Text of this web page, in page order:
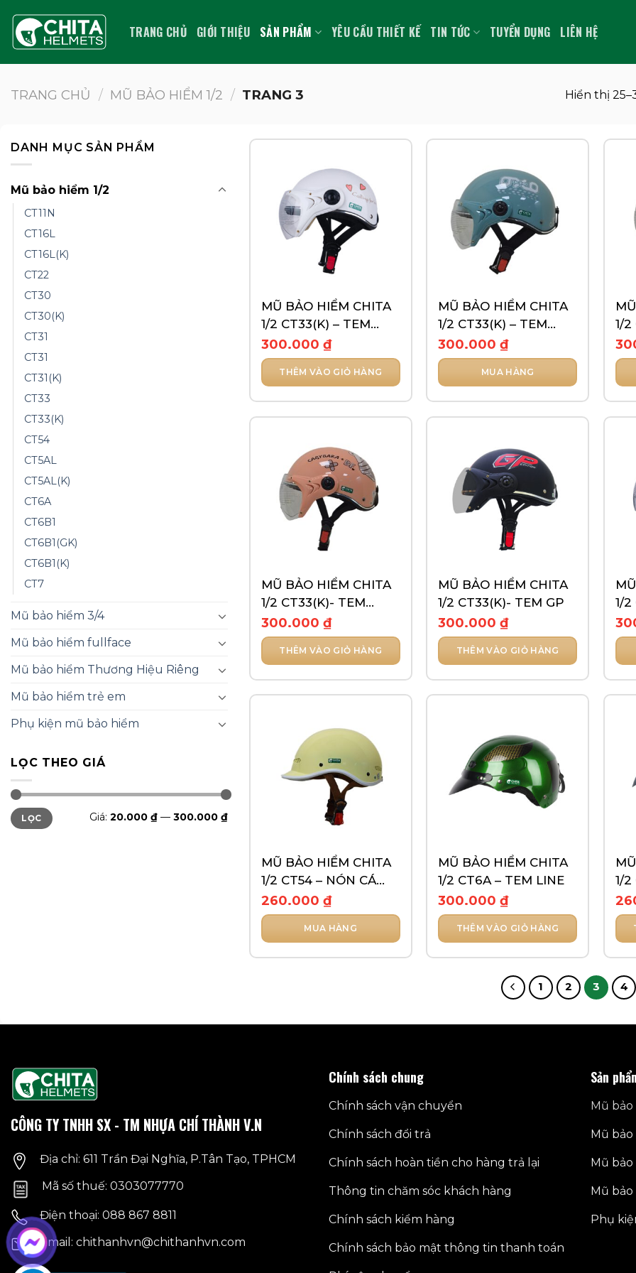
qua
nội
dung
TRANG CHỦ GIỚI THIỆU SẢN PHẨM YÊU CẦU THIẾT KẾ TIN TỨC TUYỂN DỤNG LIÊN HỆ
TRANG CHỦ / MŨ BẢO HIỂM 1/2 / TRANG 3 Hiển thị
DANH MỤC SẢN PHẨM
Mũ bảo hiểm 1/2
CT11N
CT16L
CT16L(K)
CT22
CT30
CT30(K)
CT31
CT31
CT31(K)
CT33
CT33(K)
CT54
CT5AL
CT5AL(K)
CT6A
CT6B1
CT6B1(GK)
CT6B1(K)
CT7
Mũ bảo hiểm 3/4
Mũ bảo hiểm fullface
Mũ bảo hiểm Thương Hiệu Riêng
Mũ bảo hiểm trẻ em
Phụ kiện mũ bảo hiểm
LỌC THEO GIÁ
Giá
thấp
nhất
Giá
cao
nhất
LỌC Giá: 20.000 ₫ — 300.000 ₫
MŨ BẢO HIỂM CHITA
1/2 CT33(K) – TEM
CALL
300.000 ₫
THÊM VÀO GIỎ HÀNG
MŨ BẢO HIỂM CHITA
1/2 CT33(K) – TEM
HCMC
300.000₫
MUA HÀNG
biến
thể.
Các
được
chọn
trên
trang
1/2
thể.
được
trên
MŨ BẢO HIỂM CHITA
1/2 CT33(K)- TEM
CAPYBARA
300.000 ₫
THÊM VÀO GIỎ HÀNG
MŨ BẢO HIỂM CHITA
1/2 CT33(K)- TEM GP
300.000₫
THÊM VÀO GIỎ HÀNG
1/2
Các
được
trên
MŨ BẢO HIỂM CHITA
1/2 CT54 – NÓN CÁ
HEO TRƠN
260.000 ₫
MUA HÀNG
thể
chọn
MŨ BẢO HIỂM CHITA
1/2 CT6A – TEM LINE
300.000₫
THÊM VÀO GIỎ HÀNG
1/2
1 2 3 4
CÔNG TY TNHH SX - TM NHỰA CHÍ THÀNH V.N
Địa chỉ: 611 Trần Đại Nghĩa, P.Tân Tạo, TPHCM
Mã số thuế: 0303077770
Điện thoại: 088 867 8811
Email: chithanhvn@chithanhvn.com
Chính sách chung
Chính sách vận chuyển
Chính sách đổi trả
Chính sách hoàn tiền cho hàng trả lại
Thông tin chăm sóc khách hàng
Chính sách kiểm hàng
Chính sách bảo mật thông tin thanh toán
Sản
Mũ bảo
Mũ bảo
Mũ
Mũ
Phụ